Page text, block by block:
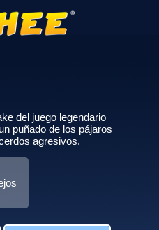
del juego legendario
puñado de los pájaros
agresivos.